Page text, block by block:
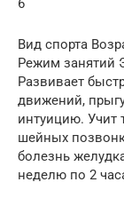
6
Вид спорта
Режим занятий
Развивает
движений,
интуицию. Учит
шейных
болезнь
неделю по 2